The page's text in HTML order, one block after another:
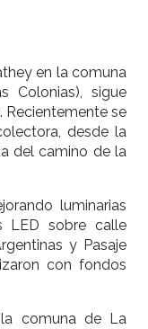
en la comuna
Colonias), sigue
Recientemente se
desde la
del camino de la
luminarias
LED sobre calle
y Pasaje
con fondos
comuna de La